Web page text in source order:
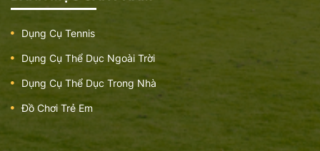
Dụng Cụ Tennis
Dụng Cụ Thể Dục Ngoài Trời
Dụng Cụ Thể Dục Trong Nhà
Đồ Chơi Trẻ Em